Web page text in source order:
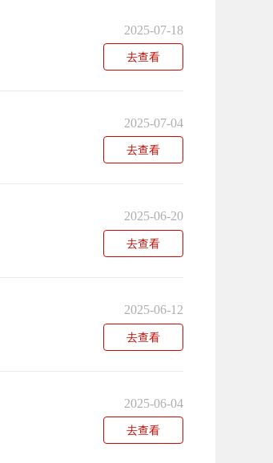
2025-07-18
去查看
2025-07-04
去查看
2025-06-20
去查看
2025-06-12
去查看
2025-06-04
去查看